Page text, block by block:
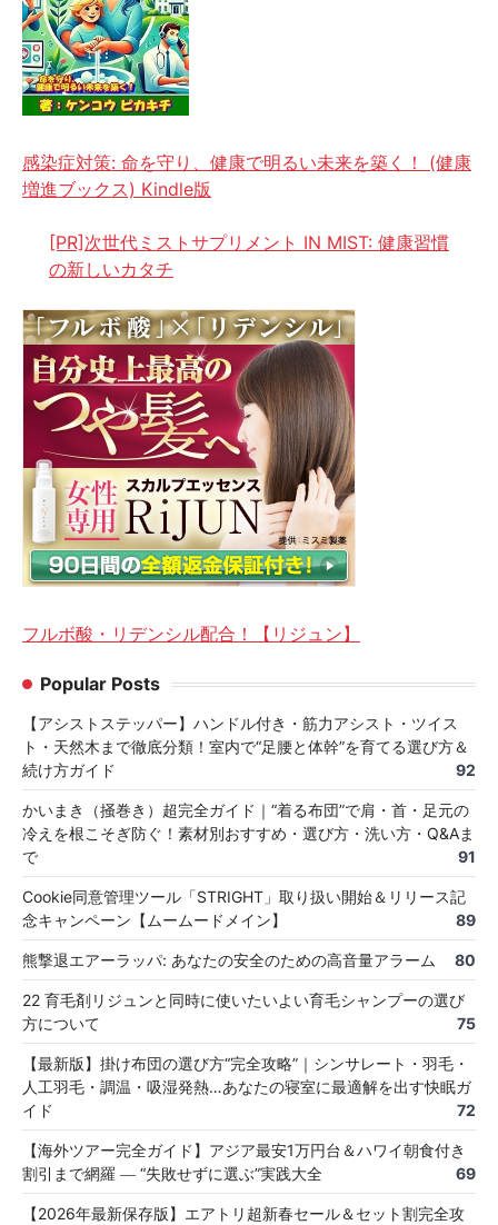
感染症対策: 命を守り、健康で明るい未来を築く！ (健康
増進ブックス) Kindle版
[PR]次世代ミストサプリメント IN MIST: 健康習慣
の新しいカタチ
フルボ酸・リデンシル配合！【リジュン】
Popular Posts
【アシストステッパー】ハンドル付き・筋力アシスト・ツイス
ト・天然木まで徹底分類！室内で“足腰と体幹”を育てる選び方＆
続け方ガイド
92
かいまき（掻巻き）超完全ガイド｜“着る布団”で肩・首・足元の
冷えを根こそぎ防ぐ！素材別おすすめ・選び方・洗い方・Q&Aま
で
91
Cookie同意管理ツール「STRIGHT」取り扱い開始＆リリース記
念キャンペーン【ムームードメイン】
89
熊撃退エアーラッパ: あなたの安全のための高音量アラーム 80
22 育毛剤リジュンと同時に使いたいよい育毛シャンプーの選び
方について
75
【最新版】掛け布団の選び方“完全攻略”｜シンサレート・羽毛・
人工羽毛・調温・吸湿発熱…あなたの寝室に最適解を出す快眠ガ
イド
72
【海外ツアー完全ガイド】アジア最安1万円台＆ハワイ朝食付き
割引まで網羅 ― “失敗せずに選ぶ”実践大全
69
【2026年最新保存版】エアトリ超新春セール＆セット割完全攻